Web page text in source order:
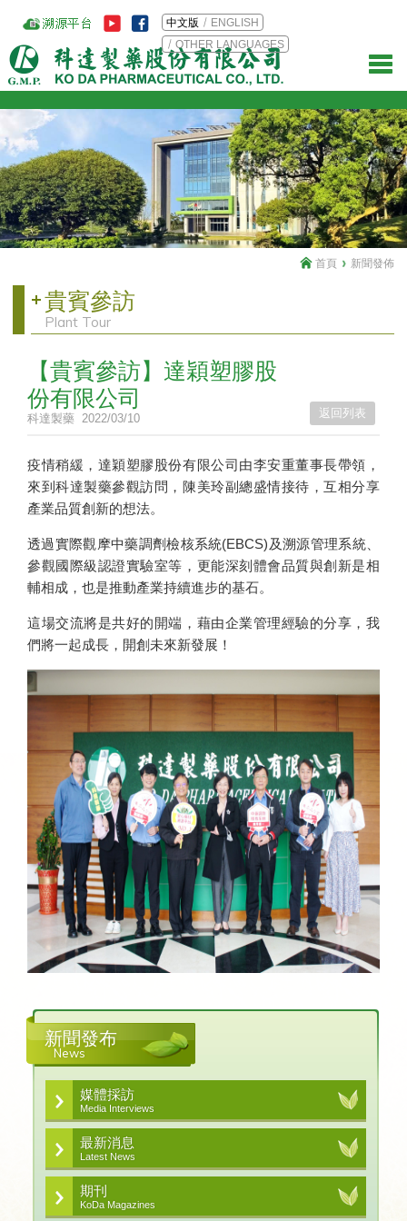
中文版
ENGLISH
OTHER LANGUAGES
貴賓參訪
Plant Tour
首頁 新聞發佈
【貴賓參訪】達穎塑膠股
份有限公司
科達製藥 2022/03/10 返回列表
疫情稍緩，達穎塑膠股份有限公司由李安重董事長帶領，
來到科達製藥參觀訪問，陳美玲副總盛情接待，互相分享
產業品質創新的想法。
透過實際觀摩中藥調劑檢核系統(EBCS)及溯源管理系統、
參觀國際級認證實驗室等，更能深刻體會品質與創新是相
輔相成，也是推動產業持續進步的基石。
這場交流將是共好的開端，藉由企業管理經驗的分享，我
們將一起成長，開創未來新發展！
新聞發布
News
媒體採訪
Media Interviews
最新消息
Latest News
期刊
KoDa Magazines